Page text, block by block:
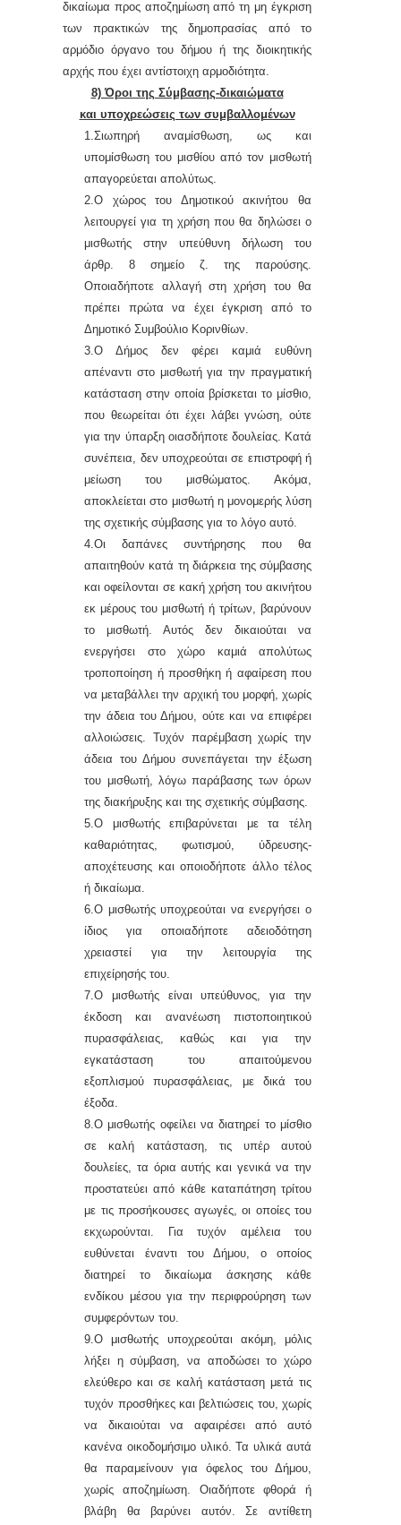
δικαίωμα προς αποζημίωση από τη μη έγκριση
των πρακτικών της δημοπρασίας από το
αρμόδιο όργανο του δήμου ή της διοικητικής
αρχής που έχει αντίστοιχη αρμοδιότητα.
8) Όροι της Σύμβασης-δικαιώματα
και υποχρεώσεις των συμβαλλομένων
1.Σιωπηρή αναμίσθωση, ως και
υπoμίσθωση του μισθίου από τον μισθωτή
απαγορεύεται απολύτως.
2.Ο χώρος του Δημοτικού ακινήτου θα
λειτουργείγια τη χρήση που θα δηλώσει ο
μισθωτής στην υπεύθυνη δήλωση του
άρθρ. 8 σημείο ζ. της παρούσης.
Οποιαδήποτε αλλαγή στη χρήση του θα
πρέπει πρώτα να έχει έγκριση από το
Δημοτικό Συμβούλιο Κορινθίων.
3.Ο Δήμος δεν φέρει καμιά ευθύνη
απέναντι στο μισθωτή για την πραγματική
κατάσταση στην οποία βρίσκεται το μίσθιο,
που θεωρείται ότι έχει λάβει γνώση, ούτε
για την ύπαρξη οιασδήποτε δουλείας. Κατά
συνέπεια, δεν υποχρεούται σε επιστροφή ή
μείωση του μισθώματος. Ακόμα,
αποκλείεται στο μισθωτή η μονομερής λύση
της σχετικής σύμβασης για το λόγο αυτό.
4.Οι δαπάνες συντήρησης που θα
απαιτηθούν κατά τη διάρκεια της σύμβασης
και οφείλονται σε κακή χρήση του ακινήτου
εκ μέρους του μισθωτή ή τρίτων, βαρύνουν
το μισθωτή. Αυτός δεν δικαιούται να
ενεργήσει στο χώρο καμιά απολύτως
τροποποίηση ή προσθήκη ή αφαίρεση που
να μεταβάλλει την αρχική του μορφή, χωρίς
την άδεια του Δήμου, ούτε και να επιφέρει
αλλοιώσεις. Τυχόν παρέμβαση χωρίς την
άδεια του Δήμου συνεπάγεται την έξωση
του μισθωτή, λόγω παράβασης των όρων
της διακήρυξης και της σχετικής σύμβασης.
5.Ο μισθωτής επιβαρύνεται με τα τέλη
καθαριότητας, φωτισμoύ, ύδρευσης-
αποχέτευσης και οποιοδήποτε άλλο τέλος
ή δικαίωμα.
6.Ο μισθωτής υποχρεούται να ενεργήσει ο
ίδιος για οποιαδήποτε αδειοδότηση
χρειαστεί για την λειτουργία της
επιχείρησής του.
7.Ο μισθωτής είναι υπεύθυνος, για την
έκδοση και ανανέωση πιστοποιητικού
πυρασφάλειας, καθώς και για την
εγκατάσταση του απαιτούμενου
εξοπλισμού πυρασφάλειας, με δικά του
έξοδα.
8.Ο μισθωτής οφείλει να διατηρεί το μίσθιο
σε καλή κατάσταση, τις υπέρ αυτού
δουλείες, τα όρια αυτής και γενικά να την
προστατεύει από κάθε καταπάτηση τρίτου
με τις προσήκουσες αγωγές, οι οποίες του
εκχωρούνται. Για τυχόν αμέλεια του
ευθύνεται έναντι του Δήμου, ο οποίος
διατηρεί το δικαίωμα άσκησης κάθε
ενδίκου μέσου για την περιφρούρηση των
συμφερόντων του.
9.Ο μισθωτής υποχρεούται ακόμη, μόλις
λήξει η σύμβαση, να αποδώσει το χώρο
ελεύθερο και σε καλή κατάσταση μετά τις
τυχόν προσθήκες και βελτιώσεις του, χωρίς
να δικαιούται να αφαιρέσει από αυτό
κανένα οικοδομήσιμο υλικό. Τα υλικά αυτά
θα παραμείνουν για όφελος του Δήμου,
χωρίς αποζημίωση. Οιαδήποτε φθορά ή
βλάβη θα βαρύνει αυτόν. Σε αντίθετη